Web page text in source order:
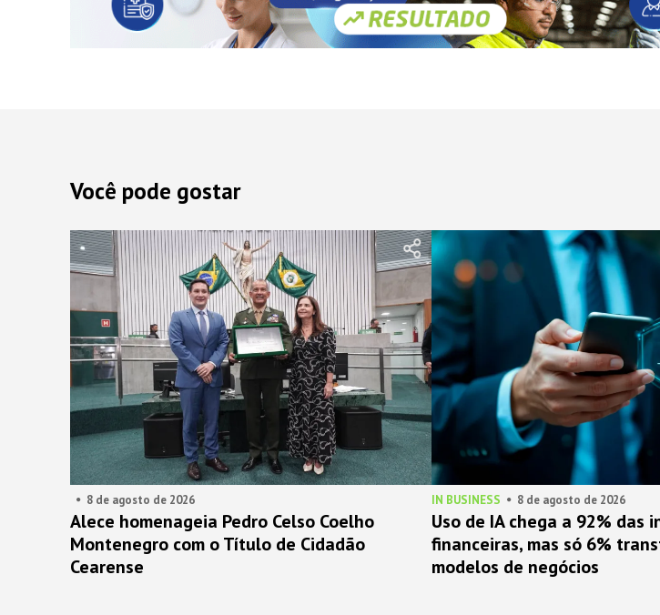
Você pode gostar
8 de agosto de 2026
Alece homenageia Pedro Celso Coelho
Montenegro com o Título de Cidadão
Cearense
IN BUSINESS 8 de agosto de 2026
Uso de IA chega a 92% das
financeiras, mas só 6%
modelos de negócios